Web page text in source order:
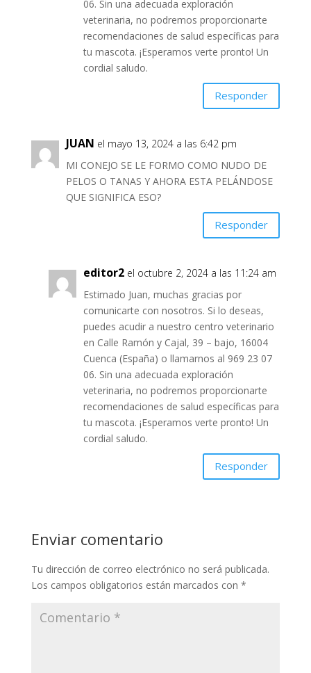
06. Sin una adecuada exploración
veterinaria, no podremos proporcionarte
recomendaciones de salud específicas para
tu mascota. ¡Esperamos verte pronto! Un
cordial saludo.
Responder
JUAN el mayo 13, 2024 a las 6:42 pm
MI CONEJO SE LE FORMO COMO NUDO DE
PELOS O TANAS Y AHORA ESTA PELÁNDOSE
QUE SIGNIFICA ESO?
Responder
editor2 el octubre 2, 2024 a las 11:24 am
Estimado Juan, muchas gracias por
comunicarte con nosotros. Si lo deseas,
puedes acudir a nuestro centro veterinario
en Calle Ramón y Cajal, 39 – bajo, 16004
Cuenca (España) o llamarnos al 969 23 07
06. Sin una adecuada exploración
veterinaria, no podremos proporcionarte
recomendaciones de salud específicas para
tu mascota. ¡Esperamos verte pronto! Un
cordial saludo.
Responder
Enviar comentario
Tu dirección de correo electrónico no será publicada.
Los campos obligatorios están marcados con *